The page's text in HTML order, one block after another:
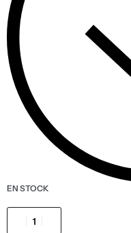
EN STOCK